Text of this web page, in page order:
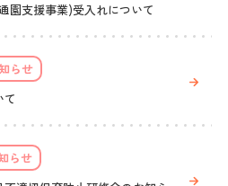
園支援事業)受入れについて
らせ
て
らせ